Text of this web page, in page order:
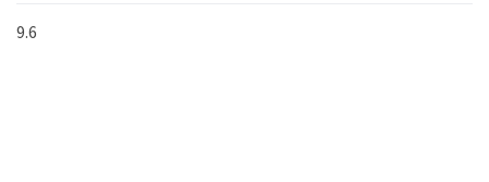
9.6